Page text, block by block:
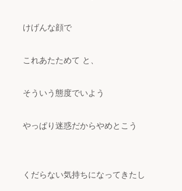
けげんな顔で
これあたためて と、
そういう態度でいよう
やっぱり迷惑だからやめとこう
くだらない気持ちになってきたし